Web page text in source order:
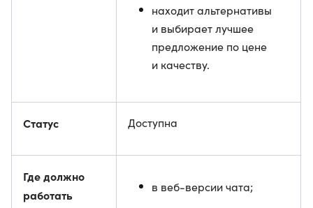
находит альтернативы
и выбирает лучшее
предложение по цене
и качеству.
Статус Доступна
Где должно
работать
в веб-версии чата;